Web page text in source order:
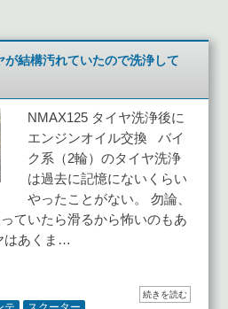
が結構汚れていたので洗浄して
NMAX125 タイヤ洗浄後に
エンジンオイル交換 バイ
ク系（2輪）のタイヤ洗浄
は過去に記憶にないくらい
やったことがない。 勿論、
ていたら滑るから怖いのもあ
はあくま…
続きを読む